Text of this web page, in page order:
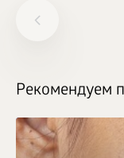
Рекомендуем